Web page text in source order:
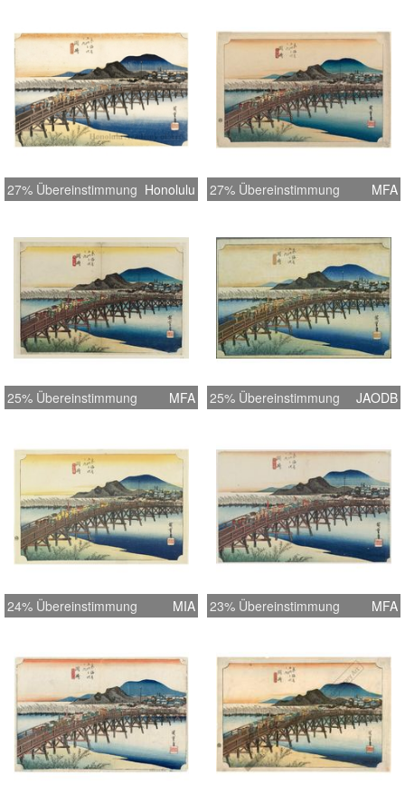
27% Übereinstimmung Honolulu 27% Übereinstimmung MFA
25% Übereinstimmung MFA 25% Übereinstimmung JAODB
24% Übereinstimmung MIA 23% Übereinstimmung MFA